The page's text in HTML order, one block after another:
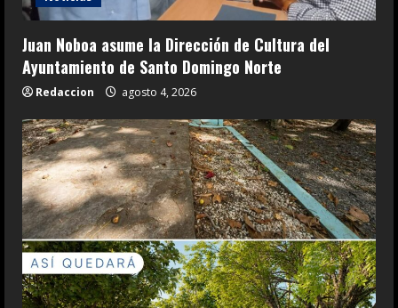
Juan Noboa asume la Dirección de Cultura del
Ayuntamiento de Santo Domingo Norte
Redaccion agosto 4, 2026